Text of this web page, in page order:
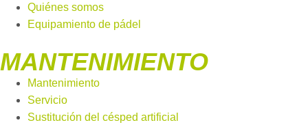
Quiénes somos
Equipamiento de pádel
MANTENIMIENTO
Mantenimiento
Servicio
Sustitución del césped artificial